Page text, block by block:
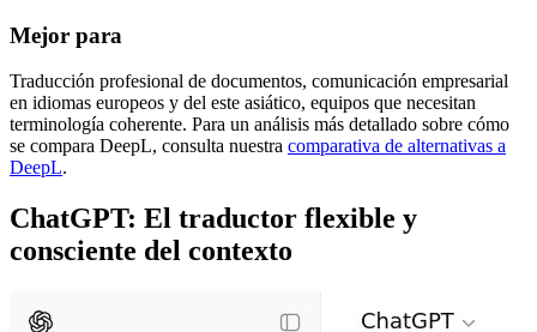
Mejor para
Traducción profesional de documentos, comunicación empresarial
en idiomas europeos y del este asiático, equipos que necesitan
terminología coherente. Para un análisis más detallado sobre cómo
se compara DeepL, consulta nuestra comparativa de alternativas a
DeepL.
ChatGPT: El traductor flexible y
consciente del contexto